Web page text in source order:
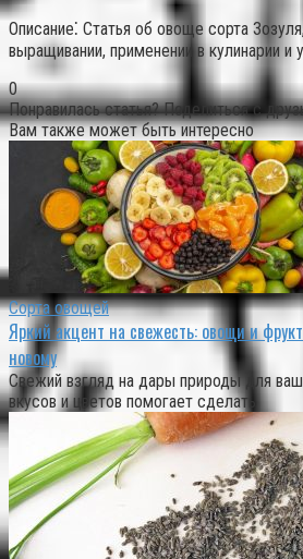
Описание⁚ Статья об овоще сорта
выращивании, применении в кулинарии и
0
Понравилась статья? Поделиться с
Вам также может быть интересно
Сорта овощей
Яркий акцент на свежесть: овощи и
новому
Свежий взгляд на дары природы для
вкусов и цветов помогает сделать